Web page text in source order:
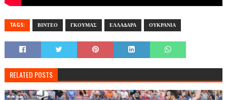
TAGS: ΒΙΝΤΕΟ ΓΚΟΥΜΑΣ ΕΛΛΑΔΑΡΑ ΟΥΚΡΑΝΙΑ
RELATED POSTS